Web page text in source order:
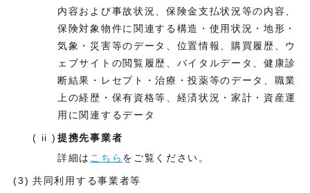
内容および事故状況、保険金支払状況等の内容、
保険対象物件に関連する構造・使用状況・地形・
気象・災害等のデータ、位置情報、購買履歴、ウ
ェブサイトの閲覧履歴、バイタルデータ、健康診
断結果・レセプト・治療・投薬等のデータ、職業
上の経歴・保有資格等、経済状況・家計・資産運
用に関連するデータ
提携先事業者
詳細は こちら をご覧ください。
共同利用する事業者等